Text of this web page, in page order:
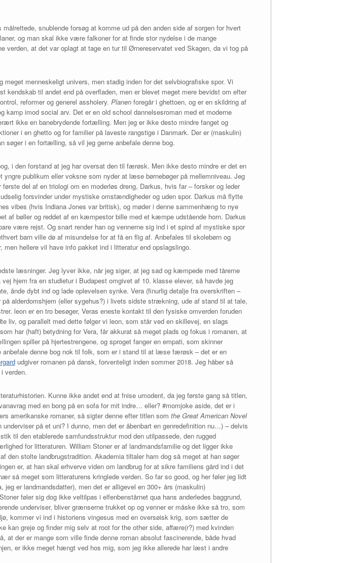
snublende forsøg at komme ud på den anden side af sorgen for hvert
og man skal ikke være falkoner for at finde stor nydelse i de mange
at det var oplagt at tage en tur til Ørnereservatet ved Skagen, da vi tog på
menneskeligt univers, men stadig inden for det selvbiografiske spor. Vi
til andet end på overfladen, men er blevet meget mere bevidst om efter
reformer og generel assholery. Planenforegår i ghettoen, og er en skildring af
kamp imod social arv. Det er en old school dannelsesroman med et moderne
ikke en banebrydende fortælling. Men jeg er ikke desto mindre fanget og
i en ghetto og for familier på laveste rangstige i Danmark. Der er (maskulin)
søger i en fortælling, så vil jeg gerne anbefale denne bog.
i den forstand at jeg har oversat den til færøsk. Men ikke desto mindre er det en
publikum eller voksne som nyder at læse børnebøger på mellemniveau. Jeg
del af en triologi om en moderløs dreng, Darkus, hvis far – forsker og leder
forsvinder under mystiske omstændigheder og uden spor. Darkus må flytte
vibes (hvis Indiana Jones var britisk), og møder i denne sammenhæng to nye
af bøller og reddet af en kæmpestor bille med et kæmpe udstående horn. Darkus
være rejst. Og snart render han og vennerne sig ind i et spind af mystiske spor
barn ville dø af misundelse for at få en flig af. Anbefales til skolebørn og
hellere vil have info pakket ind i litteratur end opslagslingo.
læsninger. Jeg lyver ikke, når jeg siger, at jeg sad og kæmpede med tårerne
hjem fra en studietur i Budapest omgivet af 10. klasse elever, så havde jeg
ånde dybt ind og lade oplevelsen synke. Vera (finurlig detalje fra overskriften –
alderdomshjem (eller sygehus?) i livets sidste strækning, ude af stand til at tale,
leon er en tro besøger, Veras eneste kontakt til den fysiske omverden foruden
liv, og parallelt med dette følger vi leon, som står ved en skillevej, en slags
har (haft) betydning for Vera, får akkurat så meget plads og fokus i romanen, at
spiller på hjertestrengene, og sproget fanger en empati, som skinner
denne bog nok til folk, som er i stand til at læse færøsk – det er en
udgiver romanen på dansk, forventeligt inden sommer 2018. Jeg håber så
verden.
Kunne ikke andet end at fnise umodent, da jeg første gang så titlen,
med en bong på en sofa for mit indre… eller? #momjoke aside, det er i
amerikanske romaner, så sigter denne efter titlen som the Great American Novel
på et uni? I dunno, men det er åbenbart en genredefinition nu…) – delvis
til den etablerede samfundsstruktur mod den utilpassede, den rugged
for litteraturen. William Stoner er af landmandsfamilie og det ligger ikke
stolte landbrugstradition. Akademia tiltaler ham dog så meget at han søger
er, at han skal erhverve viden om landbrug for at sikre familiens gård ind i det
så meget som litteraturens kringlede verden. So far so good, og her føler jeg lidt
er landmandsdatter), men det er alligevel en 300+ års (maskulin)
føler sig dog ikke veltilpas i elfenbenstårnet qua hans anderledes baggrund,
underviser, bliver grænserne trukket op og venner er måske ikke så tro, som
kommer vi ind i historiens vingesus med en oversøisk krig, som sætter de
greje og finder mig selv at root for the other side, affære(r?) med kvinden
der er mange som ville finde denne roman absolut fascinerende, både hvad
er ikke meget hængt ved hos mig, som jeg ikke allerede har læst i andre